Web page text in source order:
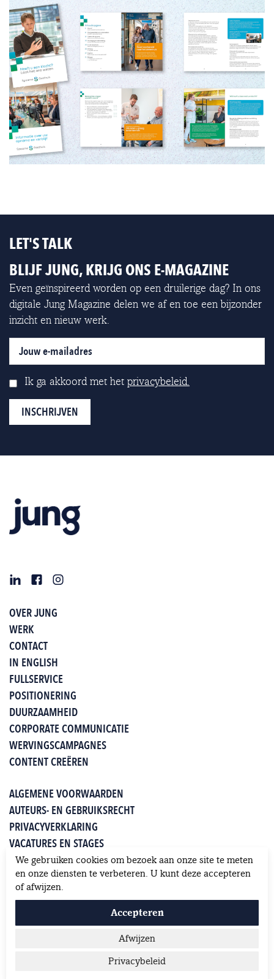
LET'S TALK
BLIJF JUNG, KRIJG ONS E-MAGAZINE
Even geïnspireerd worden op een druilerige dag? In ons
digitale Jung Magazine delen we af en toe een bijzonder
inzicht en nieuw werk.
Ik ga akkoord met het privacybeleid.
OVER JUNG
WERK
CONTACT
IN ENGLISH
FULLSERVICE
POSITIONERING
DUURZAAMHEID
CORPORATE COMMUNICATIE
WERVINGSCAMPAGNES
CONTENT CREËREN
ALGEMENE VOORWAARDEN
AUTEURS- EN GEBRUIKSRECHT
PRIVACYVERKLARING
VACATURES EN STAGES
WHITEPAPERS
KLANTEN OVER JUNG
We gebruiken cookies om bezoek aan onze site te meten
en onze diensten te verbeteren. U kunt deze accepteren
of afwijzen.
Accepteren
Afwijzen
Privacybeleid